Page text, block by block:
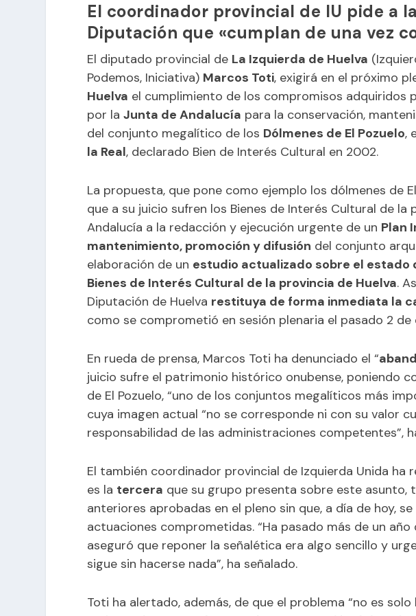
El coordinador provincial de IU pide a
Diputación que «cumplan de una vez
El diputado provincial de La Izquierda de Huelva
Podemos, Iniciativa) Marcos Toti, exigirá en el próximo
Huelva el cumplimiento de los compromisos adquiridos
por laJunta de Andalucía para la conservación,
del conjunto megalítico de los Dólmenes de El Pozuelo,
la Real, declarado Bien de Interés Cultural en 2002.
La propuesta, que pone como ejemplo los dólmenes de
que a su juicio sufren los Bienes de Interés Cultural de la
Andalucía a la redacción y ejecución urgente de un Plan
mantenimiento, promoción y difusión del conjunto
elaboración de un estudio actualizado sobre el estado
Bienes de Interés Cultural de la provincia de Huelva.
Diputación de Huelva restituya de forma inmediata la
como se comprometió en sesión plenaria el pasado 2
En rueda de prensa, Marcos Toti ha denunciado el “
juicio sufre el patrimonio histórico onubense, poniendo
de El Pozuelo, “uno de los conjuntos megalíticos más
cuya imagen actual “no se corresponde ni con su valor
responsabilidad de las administraciones competentes”,
El también coordinador provincial de Izquierda Unida ha
es la tercera que su grupo presenta sobre este asunto,
anteriores aprobadas en el pleno sin que, a día de hoy,
actuaciones comprometidas. “Ha pasado más de un
aseguró que reponer la señalética era algo sencillo y
sigue sin hacerse nada”, ha señalado.
Toti ha alertado, además, de que el problema “no es solo